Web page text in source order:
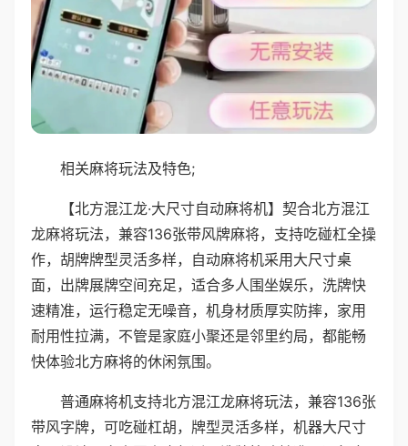
相关麻将玩法及特色;
【北方混江龙·大尺寸自动麻将机】契合北方混江
龙麻将玩法，兼容136张带风牌麻将，支持吃碰杠全操
作，胡牌牌型灵活多样，自动麻将机采用大尺寸桌
面，出牌展牌空间充足，适合多人围坐娱乐，洗牌快
速精准，运行稳定无噪音，机身材质厚实防摔，家用
耐用性拉满，不管是家庭小聚还是邻里约局，都能畅
快体验北方麻将的休闲氛围。
普通麻将机支持北方混江龙麻将玩法，兼容136张
带风字牌，可吃碰杠胡，牌型灵活多样，机器大尺寸